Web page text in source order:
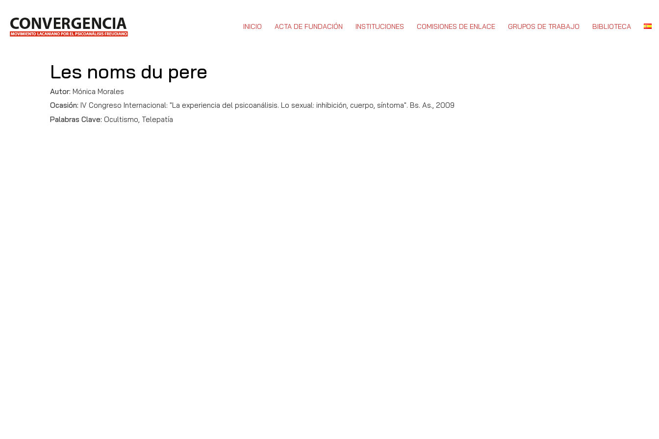
INICIO ACTA DE FUNDACIÓN INSTITUCIONES COMISIONES DE ENLACE GRUPOS DE TRABAJO BIBLIOTECA
Les noms du pere
Autor: Mónica Morales
Ocasión: IV Congreso Internacional: "La experiencia del psicoanálisis. Lo sexual: inhibición, cuerpo, síntoma". Bs. As., 2009
Palabras Clave: Ocultismo, Telepatía